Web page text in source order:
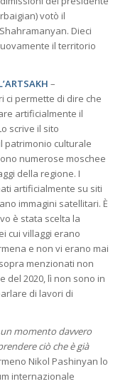
votò il
Dieci
il territorio
–
ci permette di dire che
artificialmente il
scrive il sito
patrimonio culturale
numerose moschee
della regione. I
artificialmente su siti
immagini satellitari. È
è stata scelta la
cui villaggi erano
e non vi erano mai
menzionati non
del 2020, lì non sono in
di lavori di
momento davvero
ciò che è già
Nikol Pashinyan lo
internazionale